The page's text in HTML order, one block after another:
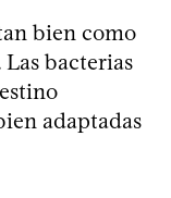
bien como
bacterias
adaptadas